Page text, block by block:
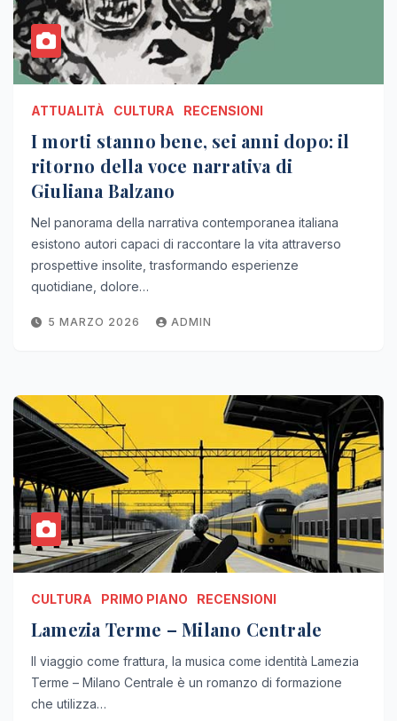
ATTUALITÀ CULTURA RECENSIONI
I morti stanno bene, sei anni dopo: il
ritorno della voce narrativa di
Giuliana Balzano
Nel panorama della narrativa contemporanea italiana
esistono autori capaci di raccontare la vita attraverso
prospettive insolite, trasformando esperienze
quotidiane, dolore…
5 MARZO 2026 ADMIN
CULTURA PRIMO PIANO RECENSIONI
Lamezia Terme – Milano Centrale
Il viaggio come frattura, la musica come identità Lamezia
Terme – Milano Centrale è un romanzo di formazione
che utilizza…